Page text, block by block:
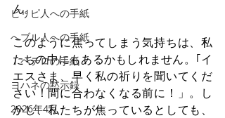
ピリピ人への手紙
へブル人への手紙
Ⅰペテロの手紙
ヨハネの黙示録
2026年4月
ん。
このように焦ってしまう気持ちは、私
たちの中にもあるかもしれません。｢イ
エスさま、早く私の祈りを聞いてくだ
さい！間に合わなくなる前に！」。し
かし、私たちが焦っているとしても、